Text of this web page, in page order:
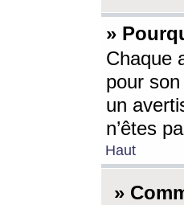
»
Chaque
pour
un
n’êtes
Haut
»